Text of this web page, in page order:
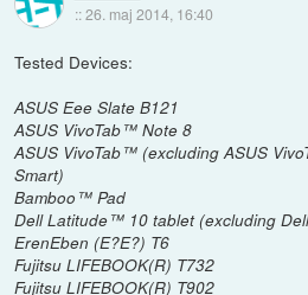
::26. maj 2014, 16:40
Tested Devices:
ASUS Eee Slate B121
ASUS VivoTab™ Note 8
ASUS VivoTab™ (excluding ASUS
Smart)
Bamboo™ Pad
Dell Latitude™ 10 tablet (excluding
ErenEben (E?E?) T6
Fujitsu LIFEBOOK(R) T732
Fujitsu LIFEBOOK(R) T902